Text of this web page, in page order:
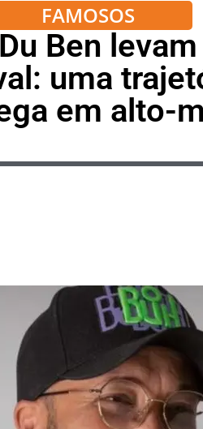
FAMOSOS
Ben
uma
em alto-